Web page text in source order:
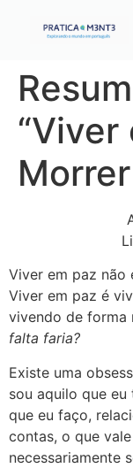
“Viver
Viver em paz não
Viver em paz é
vivendo de forma
falta faria?
Existe uma
sou aquilo que eu
que eu faço,
contas, o que
necessariamente